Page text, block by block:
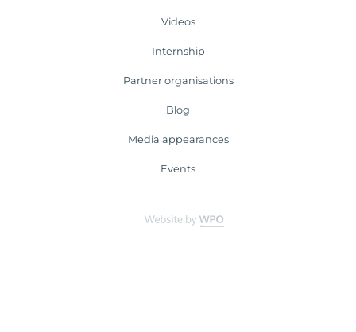
Videos
Internship
Partner organisations
Blog
Media appearances
Events